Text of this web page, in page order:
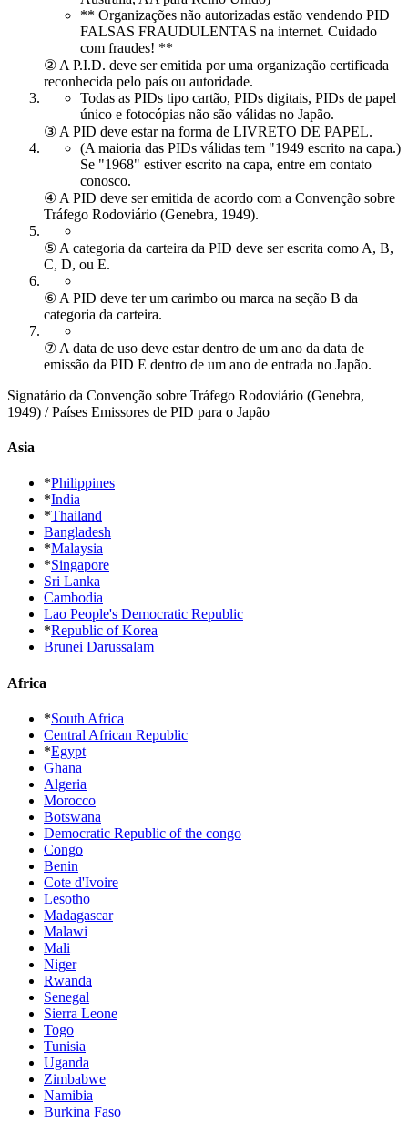
** Organizações não autorizadas estão vendendo PID
FALSAS FRAUDULENTAS na internet. Cuidado
com fraudes! **
② A P.I.D. deve ser emitida por uma organização certificada
reconhecida pelo país ou autoridade.
Todas as PIDs tipo cartão, PIDs digitais, PIDs de papel
único e fotocópias não são válidas no Japão.
③ A PID deve estar na forma de LIVRETO DE PAPEL.
(A maioria das PIDs válidas tem "1949 escrito na capa.)
Se "1968" estiver escrito na capa, entre em contato
conosco.
④ A PID deve ser emitida de acordo com a Convenção sobre
Tráfego Rodoviário (Genebra, 1949).
⑤ A categoria da carteira da PID deve ser escrita como A, B,
C, D, ou E.
⑥ A PID deve ter um carimbo ou marca na seção B da
categoria da carteira.
⑦ A data de uso deve estar dentro de um ano da data de
emissão da PID E dentro de um ano de entrada no Japão.
Signatário da Convenção sobre Tráfego Rodoviário (Genebra,
1949) / Países Emissores de PID para o Japão
Asia
*Philippines
*India
*Thailand
Bangladesh
*Malaysia
*Singapore
Sri Lanka
Cambodia
Lao People's Democratic Republic
*Republic of Korea
Brunei Darussalam
Africa
*South Africa
Central African Republic
*Egypt
Ghana
Algeria
Morocco
Botswana
Democratic Republic of the congo
Congo
Benin
Cote d'Ivoire
Lesotho
Madagascar
Malawi
Mali
Niger
Rwanda
Senegal
Sierra Leone
Togo
Tunisia
Uganda
Zimbabwe
Namibia
Burkina Faso